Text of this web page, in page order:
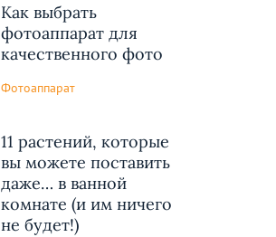
Как выбрать
фотоаппарат для
качественного фото
Фотоаппарат
11 растений, которые
вы можете поставить
даже… в ванной
комнате (и им ничего
не будет!)